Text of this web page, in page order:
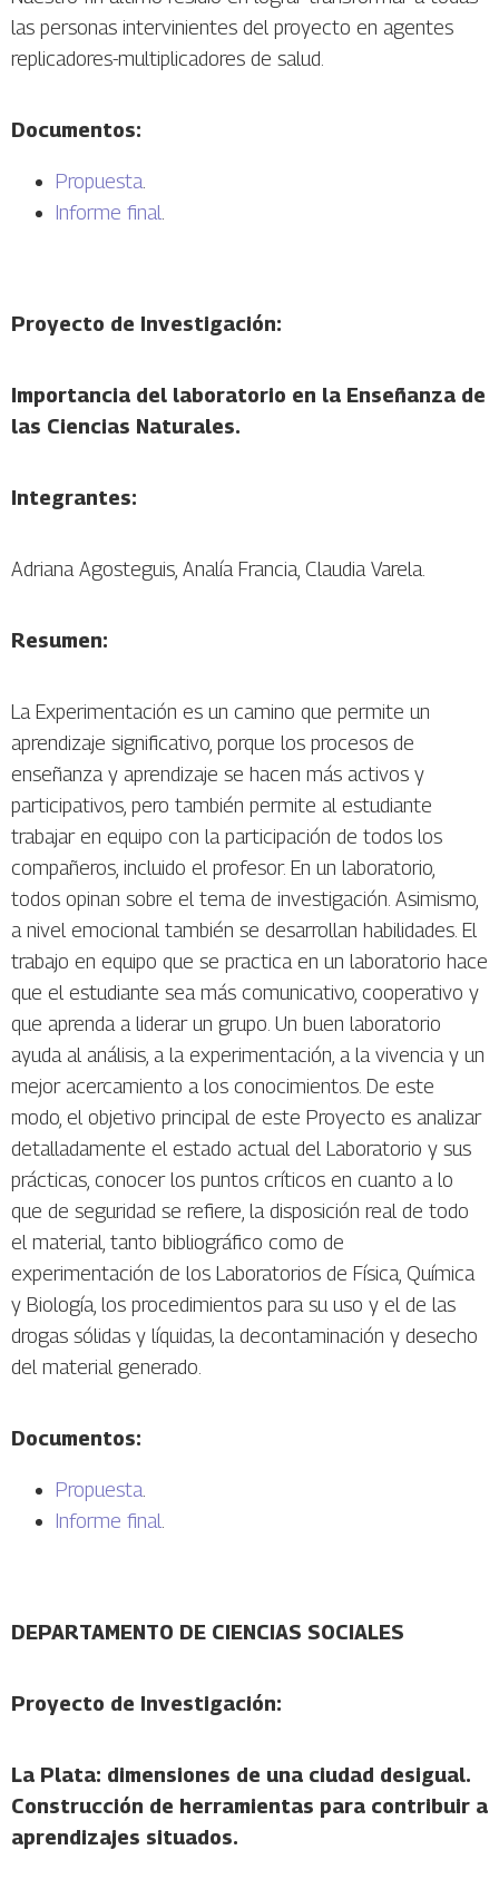
las personas intervinientes del proyecto en agentes
replicadores-multiplicadores de salud.
Documentos:
Propuesta
Informe final
Proyecto de Investigación:
Importancia del laboratorio en la Enseñanza de
las Ciencias Naturales.
Integrantes:
Adriana Agosteguis, Analía Francia, Claudia Varela.
Resumen:
La Experimentación es un camino que permite un
aprendizaje significativo, porque los procesos de
enseñanza y aprendizaje se hacen más activos y
participativos, pero también permite al estudiante
trabajar en equipo con la participación de todos los
compañeros, incluido el profesor. En un laboratorio,
todos opinan sobre el tema de investigación. Asimismo,
a nivel emocional también se desarrollan habilidades. El
trabajo en equipo que se practica en un laboratorio hace
que el estudiante sea más comunicativo, cooperativo y
que aprenda a liderar un grupo. Un buen laboratorio
ayuda al análisis, a la experimentación, a la vivencia y un
mejor acercamiento a los conocimientos. De este
modo, el objetivo principal de este Proyecto es analizar
detalladamente el estado actual del Laboratorio y sus
prácticas, conocer los puntos críticos en cuanto a lo
que de seguridad se refiere, la disposición real de todo
el material, tanto bibliográfico como de
experimentación de los Laboratorios de Física, Química
y Biología, los procedimientos para su uso y el de las
drogas sólidas y líquidas, la decontaminación y desecho
del material generado.
Documentos:
Propuesta
Informe final
DEPARTAMENTO DE CIENCIAS SOCIALES
Proyecto de Investigación:
La Plata: dimensiones de una ciudad desigual.
Construcción de herramientas para contribuir a
aprendizajes situados.